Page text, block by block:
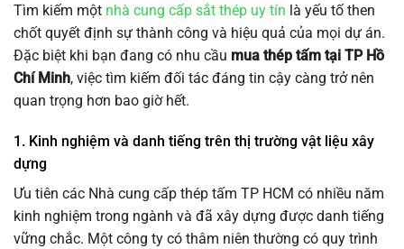
Tìm kiếm một nhà cung cấp sắt thép uy tín là yếu tố then
chốt quyết định sự thành công và hiệu quả của mọi dự án.
Đặc biệt khi bạn đang có nhu cầu mua thép tấm tại TP Hồ
Chí Minh, việc tìm kiếm đối tác đáng tin cậy càng trở nên
quan trọng hơn bao giờ hết.
1. Kinh nghiệm và danh tiếng trên thị trường vật liệu xây
dựng
Ưu tiên các Nhà cung cấp thép tấm TP HCM có nhiều năm
kinh nghiệm trong ngành và đã xây dựng được danh tiếng
vững chắc. Một công ty có thâm niên thường có quy trình